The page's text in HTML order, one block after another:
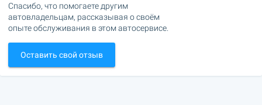
Спасибо, что помогаете другим
автовладельцам, рассказывая о своём
опыте обслуживания в этом автосервисе.
Оставить свой отзыв